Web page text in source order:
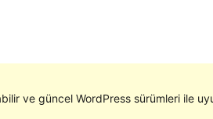
ve güncel WordPress sürümleri ile